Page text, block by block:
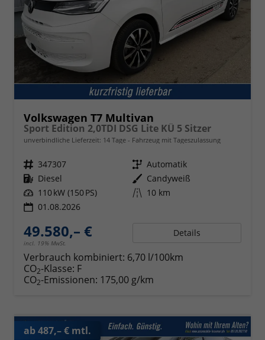
Volkswagen T7 Multivan
Sport Edition 2,0TDI DSG Lite KÜ 5 Sitzer
unverbindliche Lieferzeit: 14 Tage Fahrzeug mit Tageszulassung
Fahrzeugnr. 347307 Getriebe Automatik
Kraftstoff Diesel Außenfarbe Candyweiß
Leistung 110 kW (150 PS) Kilometerstand 10 km
01.08.2026
49.580,– €
incl. 19% MwSt.
Details
Verbrauch kombiniert: 6,70 l/100km
CO2-Klasse: F
CO2-Emissionen: 175,00 g/km
ab 487,– € mtl.